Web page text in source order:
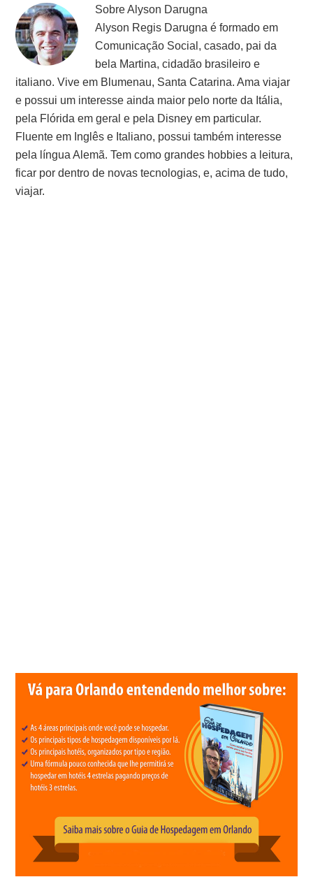
SobreAlyson Darugna
Alyson Regis Darugna é formado em
Comunicação Social, casado, pai da
bela Martina, cidadão brasileiro e
italiano. Vive em Blumenau, Santa Catarina. Ama viajar
e possui um interesse ainda maior pelo norte da Itália,
pela Flórida em geral e pela Disney em particular.
Fluente em Inglês e Italiano, possui também interesse
pela língua Alemã. Tem como grandes hobbies a leitura,
ficar por dentro de novas tecnologias, e, acima de tudo,
viajar.